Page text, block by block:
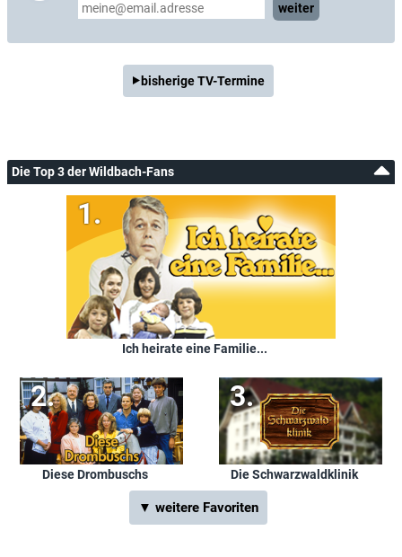
weiter
bisherige TV-Termine
Die Top 3 der Wildbach-Fans
Ich heirate eine Familie...
Diese Drombuschs Die Schwarzwaldklinik
▼ weitere Favoriten